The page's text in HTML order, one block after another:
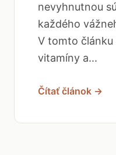
nevyhnutnou
každého
V tomto
vitamíny a...
Čítať článok →